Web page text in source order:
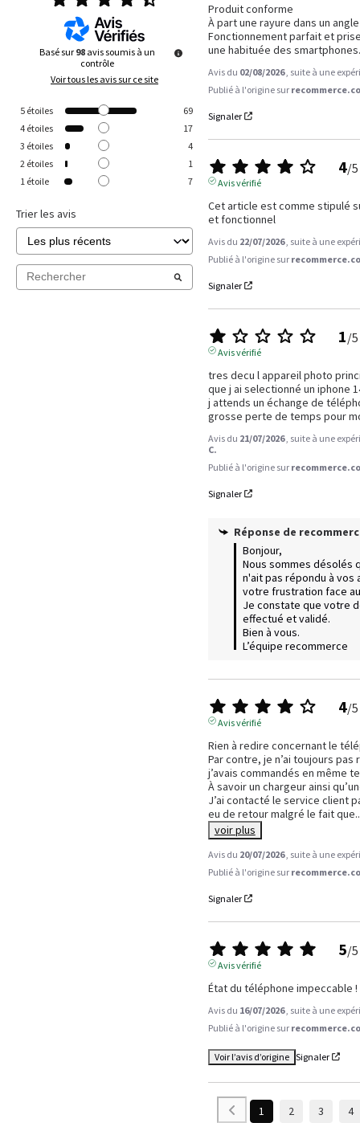
Basé sur 98 avis soumis à un
contrôle
Voir tous les avis sur ce site
5 étoiles
69
4 étoiles
17
3 étoiles
4
2 étoiles
1
1 étoile 7
Trier les avis
Produit conforme
À part une rayure dans un
Fonctionnement parfait et
une habituée des smartphones.
Avis du 02/08/2026 , suite à une
Publié à l'origine sur
Signaler
4/5
Avis vérifié
Cet article est comme stipulé
et fonctionnel
Avis du 22/07/2026 , suite à une
Publié à l'origine sur
Signaler
1/5
Avis vérifié
tres decu l appareil photo
que j ai selectionné un iphone
j attends un échange de
grosse perte de temps pour
Avis du 21/07/2026 , suite à une
C.
Publié à l'origine sur
Signaler
Réponse de
Bonjour,
Nous sommes désolés
n'ait pas répondu à
votre frustration face
Je constate que votre
effectué et validé.
Bien à vous.
L’équipe recommerce
4/5
Avis vérifié
Rien à redire concernant le
Par contre, je n’ai toujours
j’avais commandés en même
À savoir un chargeur ainsi
J’ai contacté le service client
eu de retour malgré le fait que
voir plus
Avis du 20/07/2026 , suite à une
Publié à l'origine sur
Signaler
5/5
Avis vérifié
État du téléphone impeccable !
Avis du 16/07/2026 , suite à une
Publié à l'origine sur
Voir l’avis d’origine Signaler
1 2 3 4